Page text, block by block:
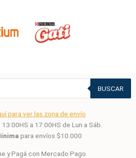
BUSCAR
para ver las zona de envío
: 13:00HS a 17:00HS de Lun a Sáb.
para envíos $10.000
y Pagá con Mercado Pago.